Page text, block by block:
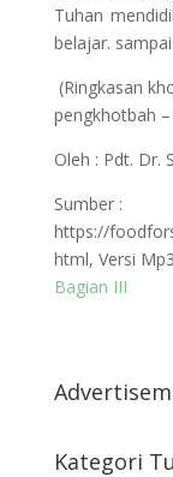
Tuhan
belajar.
(Ringkasan
pengkhotbah –
Oleh : Pdt. Dr.
Sumber :
https://
html, Versi
Bagian III
Kategori